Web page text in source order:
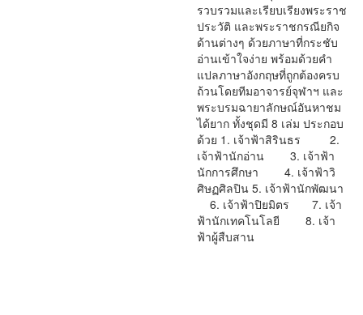
รวบรวมและเรียบเรียงพระราช
ประวัติ และพระราชกรณียกิจ
ด้านต่างๆ ด้วยภาษาที่กระชับ
อ่านเข้าใจง่าย พร้อมด้วยคำ
แปลภาษาอังกฤษที่ถูกต้องครบ
ถ้วนโดยทีมอาจารย์จุฬาฯ และ
พระบรมฉายาลักษณ์อันหาชม
ได้ยาก ทั้งชุดมี 8 เล่ม ประกอบ
ด้วย 1. เจ้าฟ้าสิรินธร 2.
เจ้าฟ้านักอ่าน 3. เจ้าฟ้า
นักการศึกษา 4. เจ้าฟ้าวิ
ศิษฏศิลปิน 5. เจ้าฟ้านักพัฒนา
6. เจ้าฟ้าปิยมิตร 7. เจ้า
ฟ้านักเทคโนโลยี 8. เจ้า
ฟ้าผู้สืบสาน